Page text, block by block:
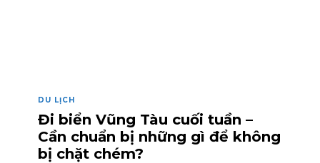
DU LỊCH
Đi biển Vũng Tàu cuối tuần –
Cần chuẩn bị những gì để không
bị chặt chém?